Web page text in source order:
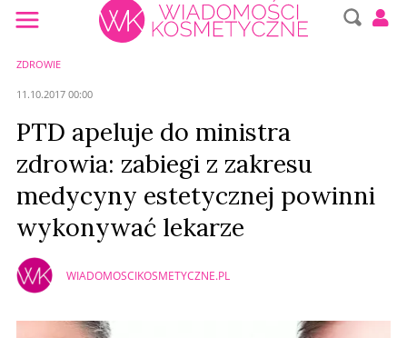
ZDROWIE
11.10.2017 00:00
PTD apeluje do ministra
zdrowia: zabiegi z zakresu
medycyny estetycznej powinni
wykonywać lekarze
WIADOMOSCIKOSMETYCZNE.PL